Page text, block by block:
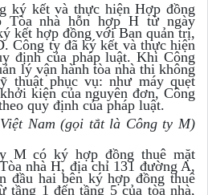
ký kết và thực hiện Hợp đồng
Tòa nhà hỗn hợp H từ ngày
kết hợp đồng với Ban quản trị,
Công ty đã ký kết và thực hiện
định của pháp luật. Khi Công
lý vận hành tòa nhà thi không
thuật phục vụ: như máy quẹt
kiện của nguyên đơn, Công
quy định của pháp luật.
Nam (gọi tắt là Công ty M)
M có ký hợp đồng thuê mặt
nhà H, địa chỉ 131 đường A,
đầu hai bên ký hợp đồng thuê
tầng 1 đến tầng 5 của tòa nhà,